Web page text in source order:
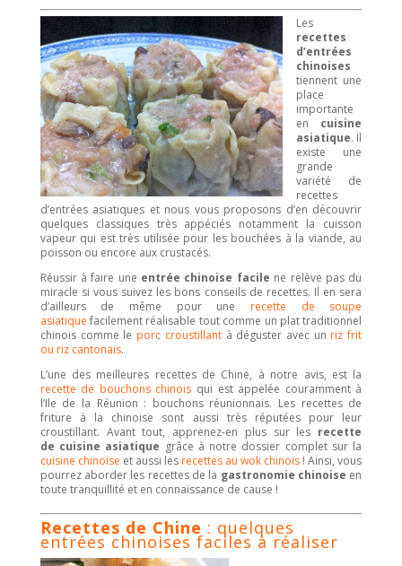
Les
recettes
d’entrées
chinoises
tiennent une
place
importante
en cuisine
asiatique. Il
existe une
grande
variété de
recettes
d’entrées asiatiques et nous vous proposons d’en découvrir
quelques classiques très appéciés notamment la cuisson
vapeur qui est très utilisée pour les bouchées à la viande, au
poisson ou encore aux crustacés.
Réussir à faire une entrée chinoise facile ne relève pas du
miracle si vous suivez les bons conseils de recettes. Il en sera
d’ailleurs de même pour une recette de soupe
asiatique facilement réalisable tout comme un plat traditionnel
chinois comme le porc croustillantà déguster avec un riz frit
ou riz cantonais.
L’une des meilleures recettes de Chine, à notre avis, est la
recette de bouchons chinois qui est appelée couramment à
l’Ile de la Réunion : bouchons réunionnais. Les recettes de
friture à la chinoise sont aussi très réputées pour leur
croustillant. Avant tout, apprenez-en plus sur les recette
de cuisine asiatique grâce à notre dossier complet sur la
cuisine chinoise et aussi les recettes au wok chinois ! Ainsi, vous
pourrez aborder les recettes de la gastronomie chinoise en
toute tranquillité et en connaissance de cause !
Recettes de Chine : quelques
entrées chinoises faciles à réaliser